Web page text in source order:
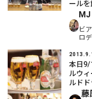
ール
MJ
ビ
ロ
本日9/
ルウ
ルドド
藤